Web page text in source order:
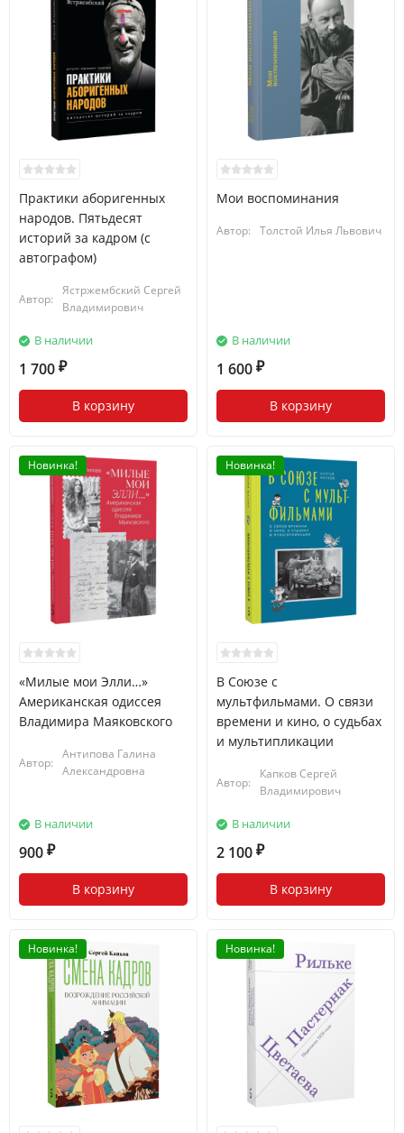
Практики аборигенных
народов. Пятьдесят
историй за кадром (с
автографом)
Автор:
Ястржембский Сергей
Владимирович
В наличии
1 700 ₽
В корзину
Мои воспоминания
Автор: Толстой Илья Львович
В наличии
1 600 ₽
В корзину
Новинка!
«Милые мои Элли…»
Американская одиссея
Владимира Маяковского
Автор:
Антипова Галина
Александровна
В наличии
900 ₽
В корзину
Новинка!
В Союзе с
мультфильмами. О связи
времени и кино, о судьбах
и мультипликации
Автор:
Капков Сергей
Владимирович
В наличии
2 100 ₽
В корзину
Новинка! Новинка!